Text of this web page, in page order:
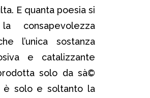
E quanta poesia si
consapevolezza
l’unica sostanza
e catalizzante
solo da sà©
è solo e soltanto la